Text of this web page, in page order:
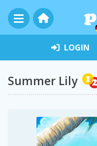
LOGIN
Summer Lily